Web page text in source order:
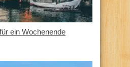
ein Wochenende